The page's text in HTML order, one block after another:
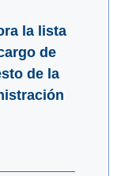
la lista
de
de la